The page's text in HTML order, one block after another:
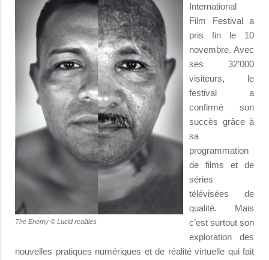
The Enemy © Lucid realities
International
Film Festival a
pris fin le 10
novembre. Avec
ses 32’000
visiteurs, le
festival a
confirmé son
succès grâce à
sa
programmation
de films et de
séries
télévisées de
qualité. Mais
c’est surtout son
exploration des
nouvelles pratiques numériques et de réalité virtuelle qui fait